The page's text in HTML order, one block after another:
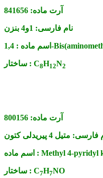
آرت ماده: 841656
نام فارسی: 1و4 بنزن
اسم ماده : 1,4-
ساختار : C8H12N2
آرت ماده: 800156
فارسی: متیل 4 پیریدلی کتون
اسم ماده : Methyl 4-pyridyl
ساختار : C7H7NO